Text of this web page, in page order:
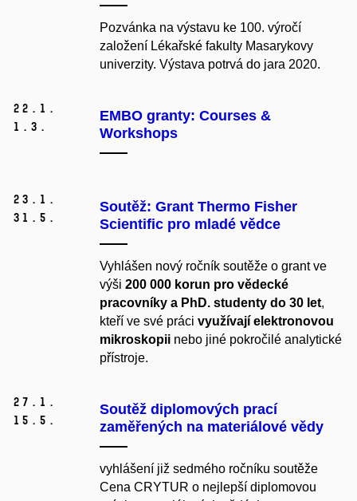
Pozvánka na výstavu ke 100. výročí
založení Lékařské fakulty Masarykovy
univerzity. Výstava potrvá do jara 2020.
22. 1.
1. 3.
EMBO granty: Courses &
Workshops
23. 1.
31. 5.
Soutěž: Grant Thermo Fisher
Scientific pro mladé vědce
Vyhlášen nový ročník soutěže o grant ve
výši 200 000 korun pro vědecké
pracovníky a PhD. studenty do 30 let,
kteří ve své práci využívají elektronovou
mikroskopii nebo jiné pokročilé analytické
přístroje.
27. 1.
15. 5.
Soutěž diplomových prací
zaměřených na materiálové vědy
vyhlášení již sedmého ročníku soutěže
Cena CRYTUR o nejlepší diplomovou